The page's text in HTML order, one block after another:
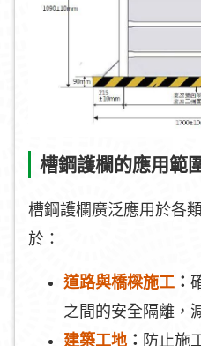
槽鋼護欄的應用範
槽鋼護欄廣泛應用於各
於：
道路與橋樑施工 ：
之間的安全隔離，
建築工地 ： 防止施